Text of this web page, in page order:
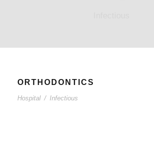
ORTHODONTICS
Hospital / Infectious